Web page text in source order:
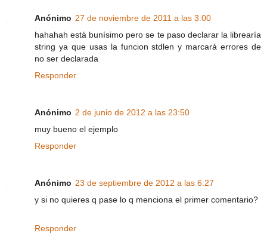
Anónimo 27 de noviembre de 2011 a las 3:00
hahahah está bunísimo pero se te paso declarar la librearía
string ya que usas la funcion stdlen y marcará errores de
no ser declarada
Responder
Anónimo 2 de junio de 2012 a las 23:50
muy bueno el ejemplo
Responder
Anónimo 23 de septiembre de 2012 a las 6:27
y si no quieres q pase lo q menciona el primer comentario?
Responder